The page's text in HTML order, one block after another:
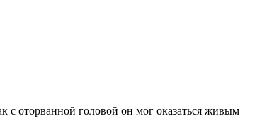
с оторванной головой он мог оказаться живым